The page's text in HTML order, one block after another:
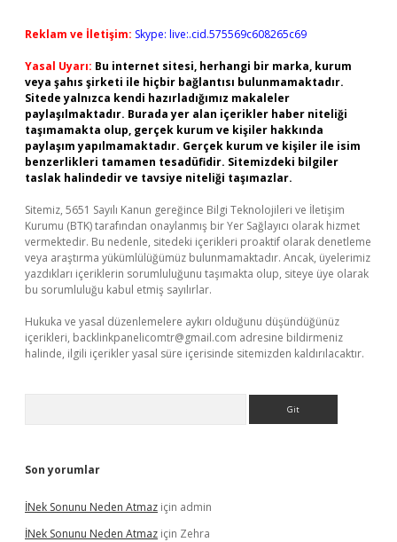
Reklam ve İletişim: Skype: live:.cid.575569c608265c69
Yasal Uyarı: Bu internet sitesi, herhangi bir marka, kurum
veya şahıs şirketi ile hiçbir bağlantısı bulunmamaktadır.
Sitede yalnızca kendi hazırladığımız makaleler
paylaşılmaktadır. Burada yer alan içerikler haber niteliği
taşımamakta olup, gerçek kurum ve kişiler hakkında
paylaşım yapılmamaktadır. Gerçek kurum ve kişiler ile isim
benzerlikleri tamamen tesadüfidir. Sitemizdeki bilgiler
taslak halindedir ve tavsiye niteliği taşımazlar.
Sitemiz, 5651 Sayılı Kanun gereğince Bilgi Teknolojileri ve İletişim
Kurumu (BTK) tarafından onaylanmış bir Yer Sağlayıcı olarak hizmet
vermektedir. Bu nedenle, sitedeki içerikleri proaktif olarak denetleme
veya araştırma yükümlülüğümüz bulunmamaktadır. Ancak, üyelerimiz
yazdıkları içeriklerin sorumluluğunu taşımakta olup, siteye üye olarak
bu sorumluluğu kabul etmiş sayılırlar.
Hukuka ve yasal düzenlemelere aykırı olduğunu düşündüğünüz
içerikleri, backlinkpanelicomtr@gmail.com adresine bildirmeniz
halinde, ilgili içerikler yasal süre içerisinde sitemizden kaldırılacaktır.
Son yorumlar
İNek Sonunu Neden Atmaz için admin
İNek Sonunu Neden Atmaz için Zehra